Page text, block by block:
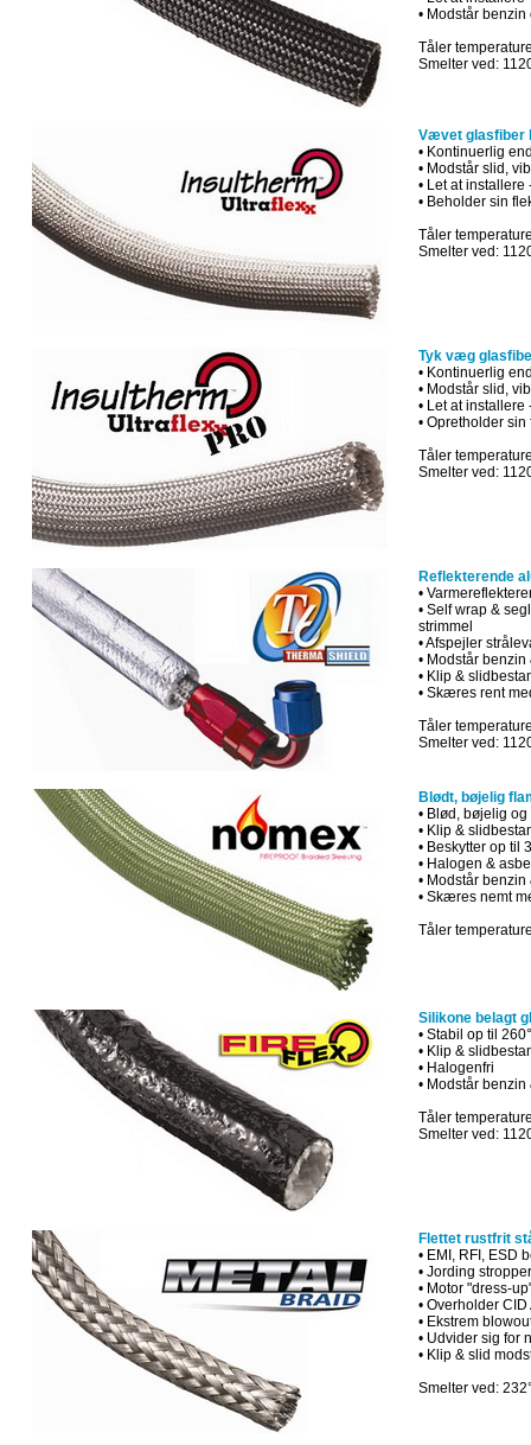
• Modstårbenzin
Tåler
Smelter ved:
Vævet glasfiber
• Kontinuerlig
• Modstår slid
• Let at installere
•Beholder sin
Tåler
Smelter ved:
Tyk væg
• Kontinuerlig
• Modstår slid
• Let at installere
• Opretholder sin
Tåler
Smelter ved:
Reflekterende
•V
• Self wrap & segl
strimmel
•Afspejler
• Modstår benzin
•Klip&
•Skæres rent
Tåler
Smelter ved:
Blødt, bøjelig
• Blød bøjelig og
•Klip&
• Beskytterop til
• Halogen &
• Modstår benzin
•Skæres nemt
Tåler
Silikone belagt
• Stabil op til
• Klip &
• Halogenfri
• Modstår
Tåler
Smelter ved:
Flettet rustfrit
• EMI, RFI, ESD
• Jording stropper
• Motor"dress-
• Overholder CID
• Ekstrem
• Udvider sig for
•Klip& slid
Smelter ved: